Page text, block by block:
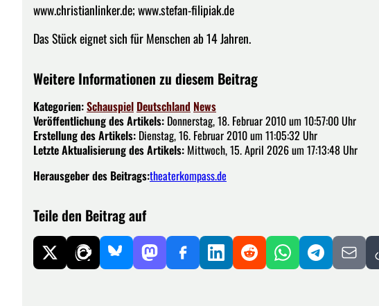
www.christianlinker.de; www.stefan-filipiak.de
Das Stück eignet sich für Menschen ab 14 Jahren.
Weitere Informationen zu diesem Beitrag
Kategorien:Schauspiel Deutschland News
Veröffentlichung des Artikels: Donnerstag, 18. Februar 2010 um 10:57:00 Uhr
Erstellung des Artikels: Dienstag, 16. Februar 2010 um 11:05:32 Uhr
Letzte Aktualisierung des Artikels: Mittwoch, 15. April 2026 um 17:13:48 Uhr
Herausgeber des Beitrags:theaterkompass.de
Teile den Beitrag auf